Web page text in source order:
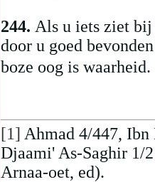
244. Als u iets ziet
door u goed
boze oog is waarheid.
[1] Ahmad 4/447,
Djaami' As-Saghir 1/
Arnaa-oet, ed).